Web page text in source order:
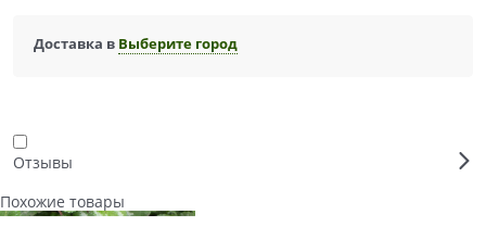
Доставка в Выберите город
Отзывы
Похожие товары